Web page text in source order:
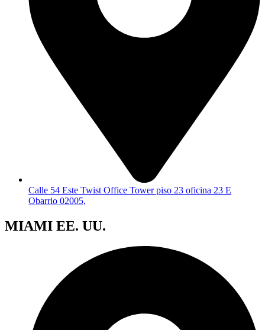
Calle 54 Este Twist Office Tower piso 23 oficina 23 E
Obarrio 02005,
MIAMI EE. UU.